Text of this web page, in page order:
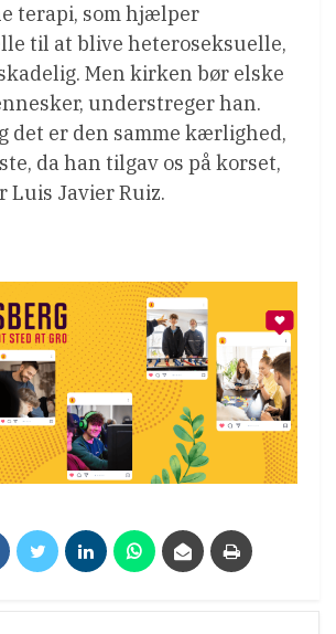
terapi, som hjælper
til at blive heteroseksuelle,
Men kirken bør elske
understreger han.
det er den samme kærlighed,
da han tilgav os på korset,
Luis Javier Ruiz.